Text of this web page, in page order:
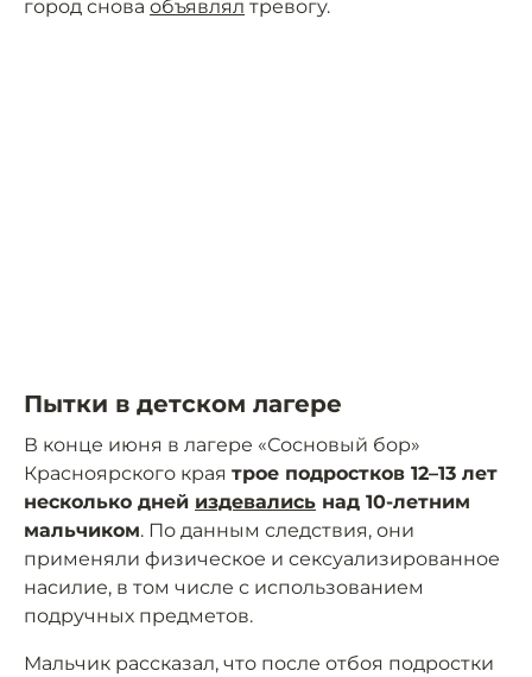
город снова объявлял тревогу.
Пытки в детском лагере
В конце июня в лагере «Сосновый бор»
Красноярского края трое подростков 12–13 лет
несколько дней издевались над 10-летним
мальчиком. По данным следствия, они
применяли физическое и сексуализированное
насилие, в том числе с использованием
подручных предметов.
Мальчик рассказал, что после отбоя подростки